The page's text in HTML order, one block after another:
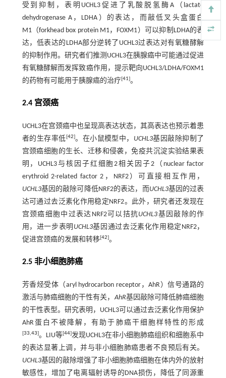
受到抑制，表明UCHL3促进了乳酸脱氢酶A（lactate
dehydrogenase A，LDHA）的表达，而敲低叉头盒蛋白
M1（forkhead box protein M1，FOXM1）可以抑制LDHA的表
达，低表达的LDHA部分逆转了UCHL3过表达对有氧糖酵解
的抑制作用。研究者们推测UCHL3在胰腺癌中可能通过促进
有氧糖酵解而发挥致癌作用，提示靶向UCHL3/LDHA/FOXM1
的药物有可能用于胰腺癌的治疗[41]。
2.4 宫颈癌
UCHL3在宫颈癌中也呈现高表达状态，其高表达也预示着患
者的生存率低[42]。在小鼠模型中， UCHL3基因敲除抑制了
宫颈癌细胞的生长、迁移和侵袭，免疫共沉淀实验结果表
明，UCHL3与核因子红细胞2相关因子2（nuclear factor
erythroid 2-related factor 2，NRF2）可直接相互作用，
UCHL3基因的敲除可降低NRF2的表达，而UCHL3基因的过表
达可通过去泛素化作用稳定NRF2。此外，研究者还发现在
宫颈癌细胞中过表达NRF2可以拮抗UCHL3基因敲除的作
用，进一步表明 UCHL3基因通过去泛素化作用稳定NRF2，
促进宫颈癌的发展和转移[42]。
2.5 非小细胞肺癌
芳香烃受体（aryl hydrocarbon receptor，AhR）信号通路的
激活与肺癌细胞的干性有关，AhR基因敲除可降低肺癌细胞
的干性表型。研究表明，UCHL3可以通过去泛素化作用保护
AhR蛋白不被降解，有助于肺癌干细胞样特性的形成
[33,43]。LIU等[44]发现UCHL3在非小细胞肺癌组织和细胞系中
的表达显著上调，并与非小细胞肺癌患者不良预后有关。
UCHL3基因的敲除增强了非小细胞肺癌细胞在体内外的放射
敏感性，增加了电离辐射诱导的DNA损伤，降低了同源重